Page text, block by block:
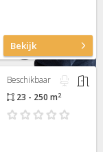
Bekijk
Beschikbaar
23 - 250 m2